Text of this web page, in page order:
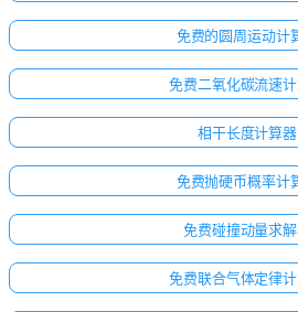
免费的圆周运动计
免费二氧化碳流速
相干长度计算器
免费抛硬币概率计
免费碰撞动量求
免费联合气体定律